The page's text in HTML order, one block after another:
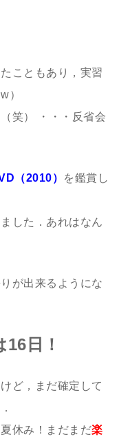
こともあり，実習
）
笑） ・・・反省会
（2010）
を鑑賞し
した．あれはなん
が出来るようにな
日！
ど，まだ確定して
休み！まだまだ楽